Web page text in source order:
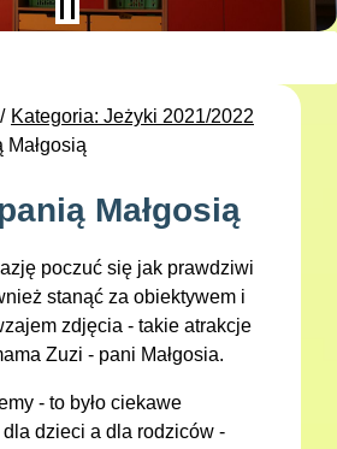
Kategoria: Jeżyki 2021/2022
Małgosią
poczuć się jak prawdziwi
stanąć za obiektywem i
zdjęcia - takie atrakcje
Zuzi - pani Małgosia.
- to było ciekawe
dzieci a dla rodziców -